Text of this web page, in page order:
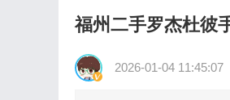
福州二手罗杰杜彼
2026-01-04 11:45:07